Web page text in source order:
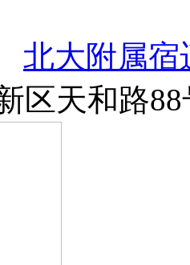
北大附属宿
区天和路88